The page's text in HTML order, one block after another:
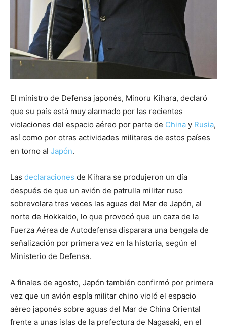
El ministro de Defensa japonés, Minoru Kihara, declaró
que su país está muy alarmado por las recientes
violaciones del espacio aéreo por parte de China y Rusia,
así como por otras actividades militares de estos países
en torno al Japón.
Las declaraciones de Kihara se produjeron un día
después de que un avión de patrulla militar ruso
sobrevolara tres veces las aguas del Mar de Japón, al
norte de Hokkaido, lo que provocó que un caza de la
Fuerza Aérea de Autodefensa disparara una bengala de
señalización por primera vez en la historia, según el
Ministerio de Defensa.
A finales de agosto, Japón también confirmó por primera
vez que un avión espía militar chino violó el espacio
aéreo japonés sobre aguas del Mar de China Oriental
frente a unas islas de la prefectura de Nagasaki, en el